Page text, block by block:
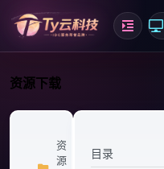
资源下载
资
源
目录